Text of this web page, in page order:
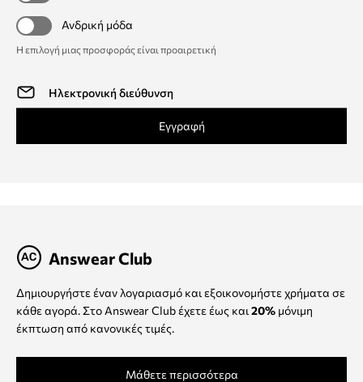
Ανδρική μόδα
Η επιλογή μιας προσφοράς είναι προαιρετική
Εγγραφή
Answear Club
Δημιουργήστε έναν λογαριασμό και εξοικονομήστε χρήματα σε
κάθε αγορά. Στο Answear Club έχετε έως και 20% μόνιμη
έκπτωση από κανονικές τιμές.
Μάθετε περισσότερα